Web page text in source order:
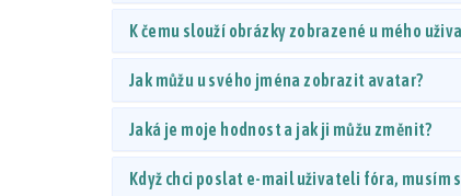
K čemu slouží obrázky zobrazené u mého
Jak můžu u svého jména zobrazit avatar?
Jaká je moje hodnost a jak ji můžu změnit?
Když chci poslat e-mail uživateli fóra, musím